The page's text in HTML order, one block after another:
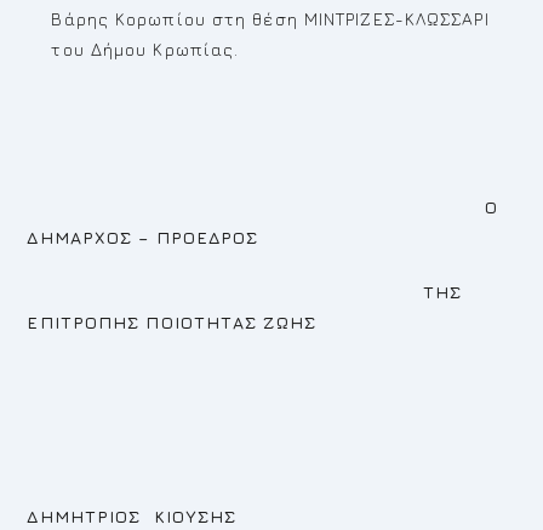
Βάρης Κορωπίου στη θέση ΜΙΝΤΡΙΖΕΣ-ΚΛΩΣΣΑΡΙ
του Δήμου Κρωπίας.
Ο
ΔΗΜΑΡΧΟΣ – ΠΡΟΕΔΡΟΣ
ΤΗΣ
ΕΠΙΤΡΟΠΗΣ ΠΟΙΟΤΗΤΑΣ ΖΩΗΣ
ΔΗΜΗΤΡΙΟΣ ΚΙΟΥΣΗΣ